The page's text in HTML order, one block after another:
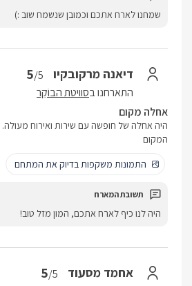
שמחנו לארח אתכם וכמובן שנשמח שוב :)
דיאנה מרקובקיו 5/5
התארחנו בסוויטת הבוֹקֵר
אחלה מקום
היה אחלה של חופשה עם שירות ואירוח
המקום
התמונות משקפות בדיוק את המתחם
היה לנו כיף לארח אתכם, המון מזל טוב!
אחמד מסעוד 5/5